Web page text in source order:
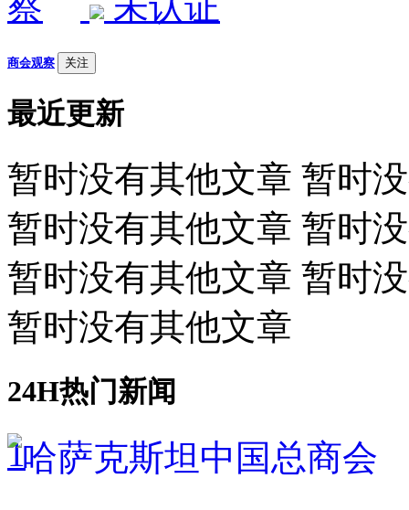
商会观察 关注
最近更新
暂时没有其他文章 暂时
暂时没有其他文章 暂时
暂时没有其他文章 暂时
暂时没有其他文章
24H热门新闻
1